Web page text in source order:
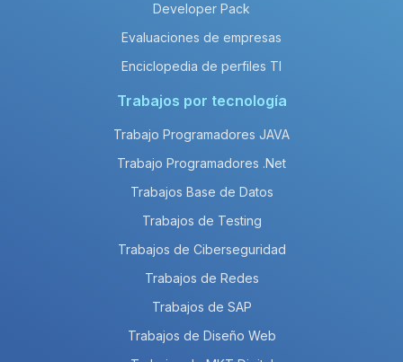
Developer Pack
Evaluaciones de empresas
Enciclopedia de perfiles TI
Trabajos por tecnología
Trabajo Programadores JAVA
Trabajo Programadores .Net
Trabajos Base de Datos
Trabajos de Testing
Trabajos de Ciberseguridad
Trabajos de Redes
Trabajos de SAP
Trabajos de Diseño Web